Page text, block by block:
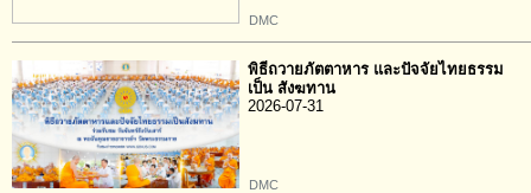
DMC
พิธีถวายภัตตาหาร และปัจจัยไทยธรรม
เป็น สังฆทาน
2026-07-31
DMC